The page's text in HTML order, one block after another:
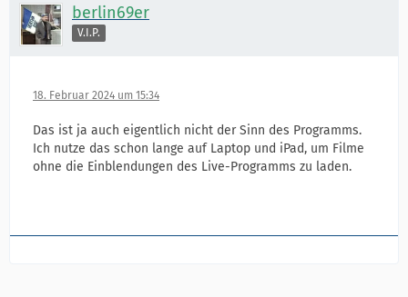
berlin69er
V.I.P.
18. Februar 2024 um 15:34
Das ist ja auch eigentlich nicht der Sinn des Programms.
Ich nutze das schon lange auf Laptop und iPad, um Filme
ohne die Einblendungen des Live-Programms zu laden.